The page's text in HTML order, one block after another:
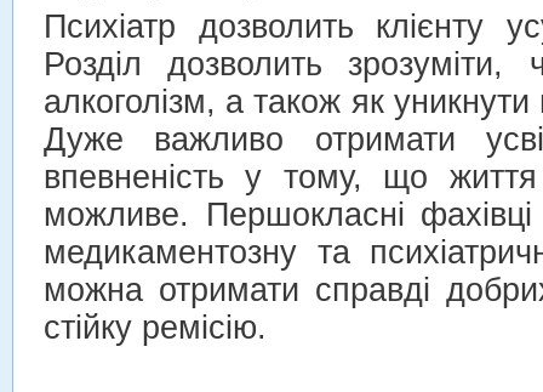
Психіатр дозволить клієнту
Розділ дозволить зрозуміти,
алкоголізм, а також як
Дуже важливо отримати
впевненість у тому, що життя
можливе. Першокласні фахівці
медикаментозну та
можна отримати справді
стійку ремісію.